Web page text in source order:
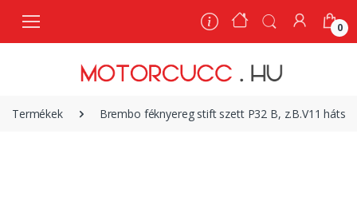
0
Termékek Brembo féknyereg stift szett P32 B, z.B.V11
0